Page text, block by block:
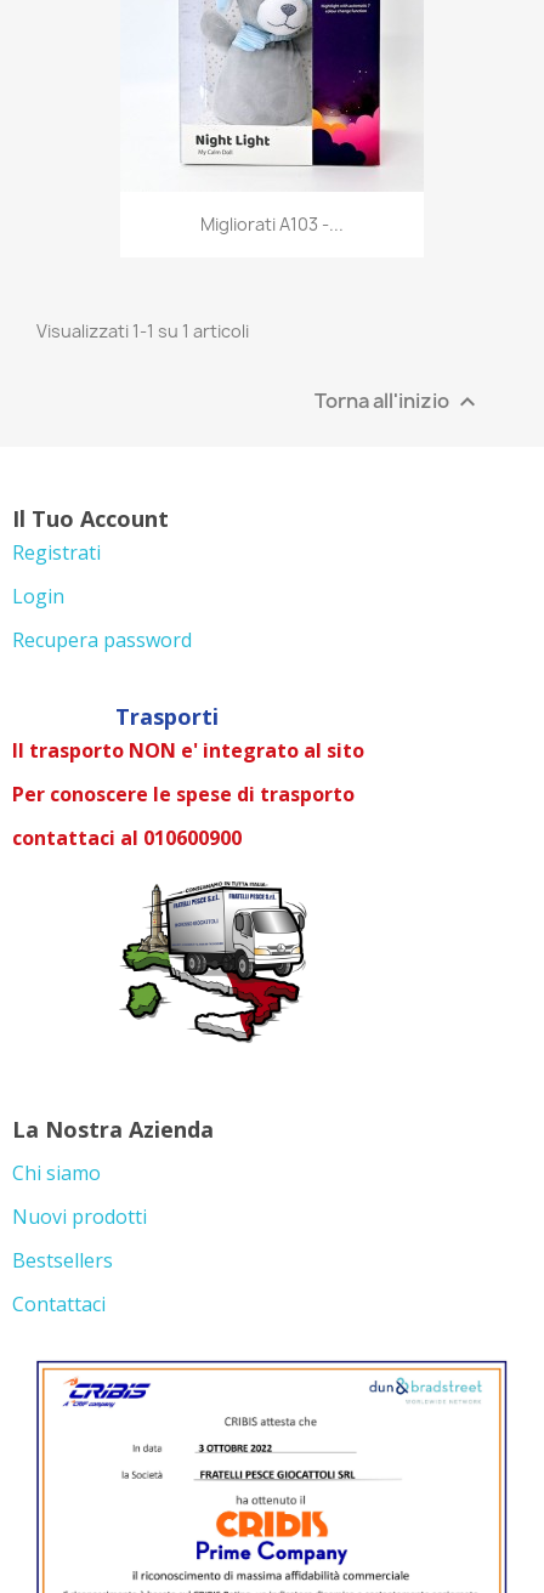
Anteprima
Migliorati A103 -...
Visualizzati 1-1 su 1 articoli
Torna all'inizio 
Il Tuo Account
Registrati
Login
Recupera password
Trasporti
Il trasporto NON e' integrato al sito
Per conoscere le spese di trasporto
contattaci al 010600900
La Nostra Azienda
Chi siamo
Nuovi prodotti
Bestsellers
Contattaci